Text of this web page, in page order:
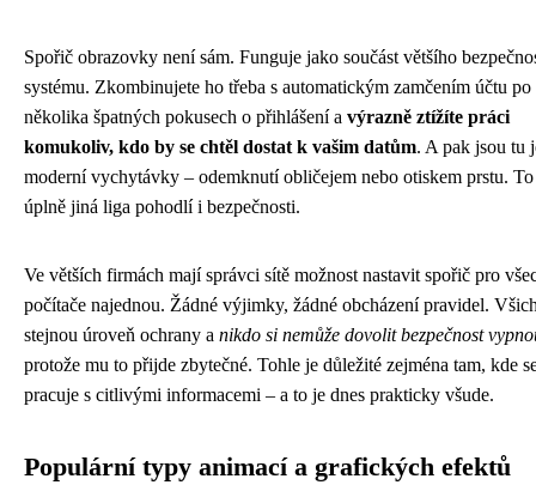
Spořič obrazovky není sám. Funguje jako součást většího
systému. Zkombinujete ho třeba s automatickým zamčením účtu po
několika špatných pokusech o přihlášení a výrazně ztížíte práci
komukoliv, kdo by se chtěl dostat k vašim datům. A pak jsou tu
moderní vychytávky – odemknutí obličejem nebo otiskem prstu.
úplně jiná liga pohodlí i bezpečnosti.
Ve větších firmách mají správci sítě možnost nastavit spořič pro
počítače najednou. Žádné výjimky, žádné obcházení pravidel.
stejnou úroveň ochrany a nikdo si nemůže dovolit bezpečnost
protože mu to přijde zbytečné. Tohle je důležité zejména tam, kde
pracuje s citlivými informacemi – a to je dnes prakticky všude.
Populární typy animací a grafických efektů